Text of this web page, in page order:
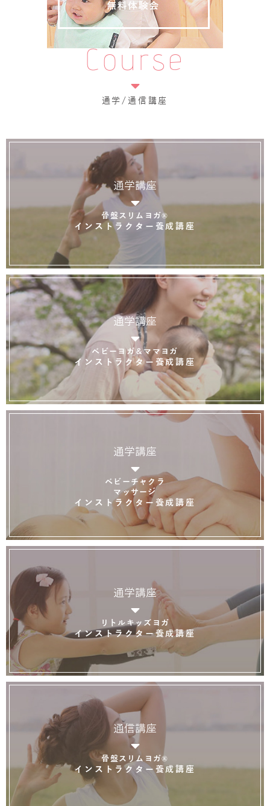
Course
通学/通信講座
通学講座
骨盤スリムヨガ®
インストラクター養成講座
通学講座
ベビーヨガ＆ママヨガ
インストラクター養成講座
通学講座
ベビーチャクラ
マッサージ
インストラクター養成講座
通学講座
リトルキッズヨガ
インストラクター養成講座
通信講座
骨盤スリムヨガ®
インストラクター養成講座